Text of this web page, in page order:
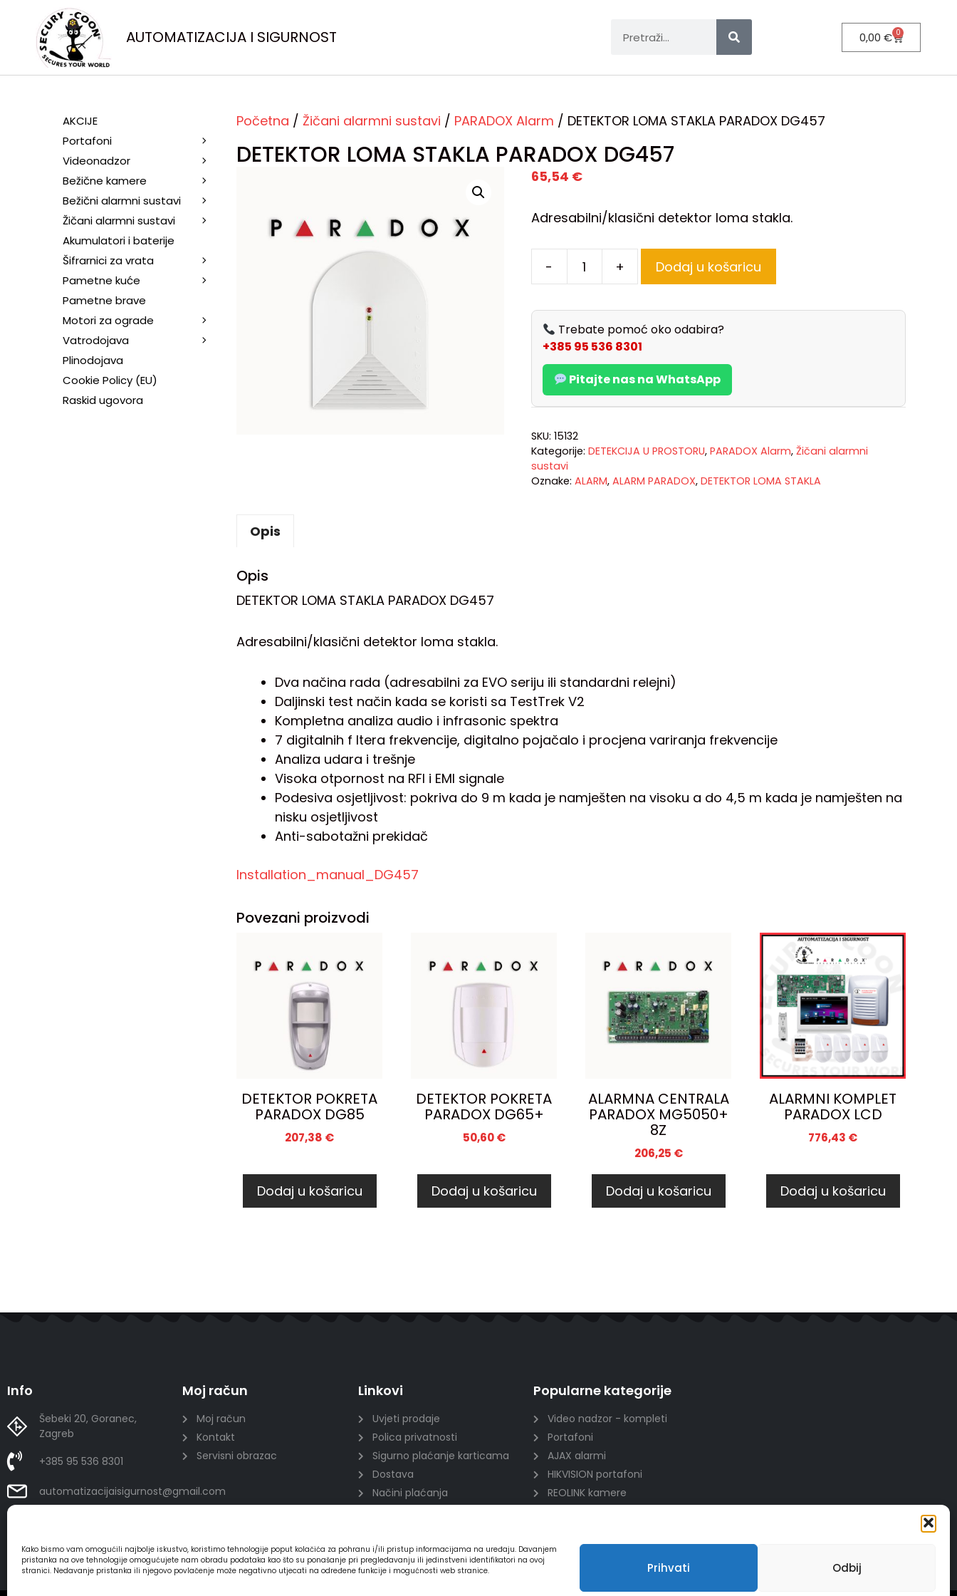
Kako bismo vam omogućili najbolje iskustvo, koristimo tehnologije poput kolačića za pohranu i/ili pristup informacijama na uređaju. Davanjem
pristanka na ove tehnologije omogućujete nam obradu podataka kao što su ponašanje pri pregledavanju ili jedinstveni identifikatori na ovoj
stranici. Nedavanje pristanka ili njegovo povlačenje može negativno utjecati na određene funkcije i mogućnosti web stranice.
Prihvati Odbij
AUTOMATIZACIJA I SIGURNOST 0,00€ 0
Početna / Žičani alarmni sustavi / PARADOX Alarm / DETEKTOR LOMA STAKLA PARADOX DG457
DETEKTOR LOMA STAKLA PARADOX DG457
65,54 €
Adresabilni/klasični detektor loma stakla.
- + Dodaj u košaricu
Trebate pomoć oko odabira?
+385 95 536 8301
Pitajte nas na WhatsApp
SKU: 15132
Kategorije: DETEKCIJA U PROSTORU, PARADOX Alarm, Žičani alarmni
sustavi
Oznake: ALARM, ALARM PARADOX, DETEKTOR LOMA STAKLA
Opis
Opis
DETEKTOR LOMA STAKLA PARADOX DG457
Adresabilni/klasični detektor loma stakla.
Dva načina rada (adresabilni za EVO seriju ili standardni relejni)
Daljinski test način kada se koristi sa TestTrek V2
Kompletna analiza audio i infrasonic spektra
7 digitalnih f ltera frekvencije, digitalno pojačalo i procjena variranja frekvencije
Analiza udara i trešnje
Visoka otpornost na RFI i EMI signale
Podesiva osjetljivost: pokriva do 9 m kada je namješten na visoku a do 4,5 m kada je namješten na
nisku osjetljivost
Anti-sabotažni prekidač
Installation_manual_DG457
Povezani proizvodi
DETEKTOR POKRETA
PARADOX DG85
207,38 €
Dodaj u košaricu
DETEKTOR POKRETA
PARADOX DG65+
50,60€
Dodaj u košaricu
ALARMNA CENTRALA
PARADOX MG5050+
8Z
206,25 €
Dodaj u košaricu
ALARMNI KOMPLET
PARADOX LCD
776,43 €
Dodaj u košaricu
AKCIJE
Portafoni
Videonadzor
Bežične kamere
Bežični alarmni sustavi
Žičani alarmni sustavi
Akumulatori i baterije
Šifrarnici za vrata
Pametne kuće
Pametne brave
Motori za ograde
Vatrodojava
Plinodojava
Cookie Policy (EU)
Raskid ugovora
Info
Šebeki 20, Goranec,
Zagreb
+385 95 536 8301
automatizacijaisigurnost@gmail.com
Moj račun
Moj račun
Kontakt
Servisni obrazac
Linkovi
Uvjeti prodaje
Polica privatnosti
Sigurno plaćanje karticama
Dostava
Načini plaćanja
Popularne kategorije
Video nadzor - kompleti
Portafoni
AJAX alarmi
HIKVISION portafoni
REOLINK kamere